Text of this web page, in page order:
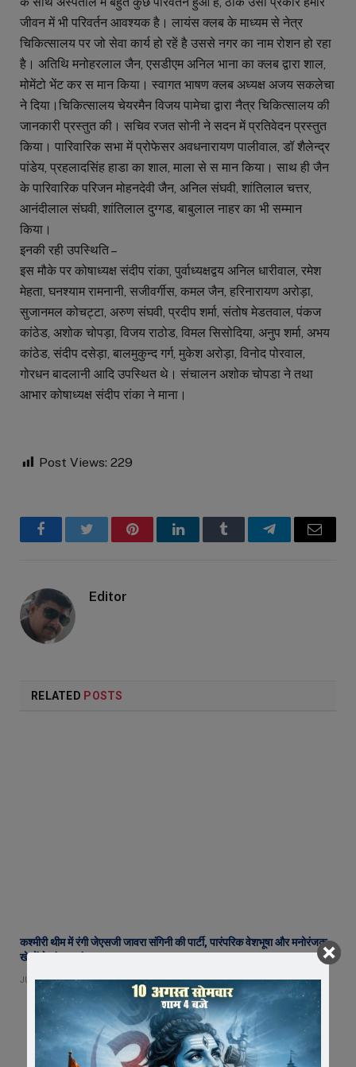
जीवन में भी परिवर्तन आवश्यक है। लायंस क्लब के माध्यम से नेत्र
चिकित्सालय पर जो सेवा कार्य हो रहें है उससे नगर का नाम रोशन हो रहा
है। अतिथि मनोहरलाल जैन, एसडीएम अनिल भाना का क्लब द्वारा शाल,
मोमेंटो भेंट कर स मान किया। स्वागत भाषण क्लब अध्यक्ष अजय सकलेचा
ने दिया।चिकित्सालय चेयरमैन विजय पामेचा द्वारा नैत्र चिकित्सालय की
जानकारी प्रस्तुत की। सचिव रजत सोनी ने सदन में प्रतिवेदन प्रस्तुत
किया। पारिवारिक सभा में प्रोफेसर अवधनारायण पालीवाल, डॉ शैलेन्द्र
पांडेय, प्रहलादसिंह हाडा का शाल, माला से स मान किया। साथ ही जैन
के पारिवारिक परिजन मोहनदेवी जैन, अनिल संघवी, शांतिलाल चत्तर,
आनंदीलाल संघवी, शांतिलाल दुग्गड, बाबुलाल नाहर का भी सम्मान
किया।
इनकी रही उपस्थिति –
इस मौके पर कोषाध्यक्ष संदीप रांका, पुर्वाध्यक्षद्वय अनिल धारीवाल, रमेश
मेहता, घनश्याम रामनानी, सजीवर्गीस, कमल जैन, हरिनारायण अरोड़ा,
सुजानमल कोचट्टा, अरुण संघवी, प्रदीप शर्मा, संतोष मेडतवाल, पंकज
कांठेड, अशोक चोपड़ा, विजय राठोड, विमल सिसोदिया, अनुप शर्मा, अभय
कांठेड, संदीप दसेड़ा, बालमुकुन्द गर्ग, मुकेश अरोड़ा, विनोद पोरवाल,
गोरधन बादलानी आदि उपस्थित थे। संचालन अशोक चोपडा ने तथा
आभार कोषाध्यक्ष संदीप रांका ने माना।
Post Views: 229
FacebookTwitter PinterestLinkedInTumblr TelegramEmail
Editor
RELATED POSTS
कश्मीरी थीम में रंगी जेएसजी जावरा संगिनी की पार्टी, पारंपरिक वेशभूषा और मनोरंजक
खेलों ने बांधा समां
JULY 20, 2026